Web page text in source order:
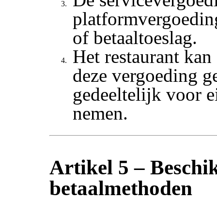
of betaaltoeslag.
Het restaurant
deze vergoeding
gedeeltelijk voor
nemen.
Artikel 5 –
betaalmethoden